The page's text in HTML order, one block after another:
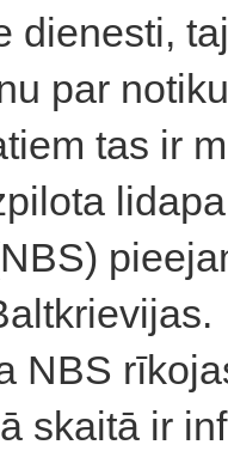
dienesti,
par
tas ir
NBS
skaitā ir